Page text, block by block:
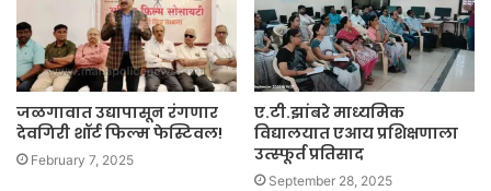
जळगावात उद्यापासून रंगणार
देवगिरी शॉर्ट फिल्म फेस्टिवल!
February 7, 2025
ए.टी.झांबरे माध्यमिक
विद्यालयात एआय प्रशिक्षणाला
उत्स्फूर्त प्रतिसाद
September 28, 2025